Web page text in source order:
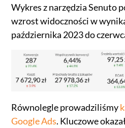
Wykres z narzędzia Senuto
wzrost widoczności w
października 2023 do
Równolegle prowadziliśmy
Google Ads. Kluczowe